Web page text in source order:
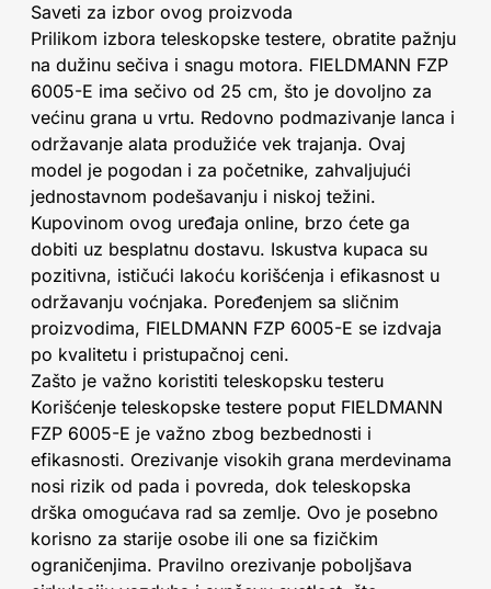
Saveti za izbor ovog proizvoda
Prilikom izbora teleskopske testere, obratite pažnju
na dužinu sečiva i snagu motora. FIELDMANN FZP
6005-E ima sečivo od 25 cm, što je dovoljno za
većinu grana u vrtu. Redovno podmazivanje lanca i
održavanje alata produžiće vek trajanja. Ovaj
model je pogodan i za početnike, zahvaljujući
jednostavnom podešavanju i niskoj težini.
Kupovinom ovog uređaja online, brzo ćete ga
dobiti uz besplatnu dostavu. Iskustva kupaca su
pozitivna, ističući lakoću korišćenja i efikasnost u
održavanju voćnjaka. Poređenjem sa sličnim
proizvodima, FIELDMANN FZP 6005-E se izdvaja
po kvalitetu i pristupačnoj ceni.
Zašto je važno koristiti teleskopsku testeru
Korišćenje teleskopske testere poput FIELDMANN
FZP 6005-E je važno zbog bezbednosti i
efikasnosti. Orezivanje visokih grana merdevinama
nosi rizik od pada i povreda, dok teleskopska
drška omogućava rad sa zemlje. Ovo je posebno
korisno za starije osobe ili one sa fizičkim
ograničenjima. Pravilno orezivanje poboljšava